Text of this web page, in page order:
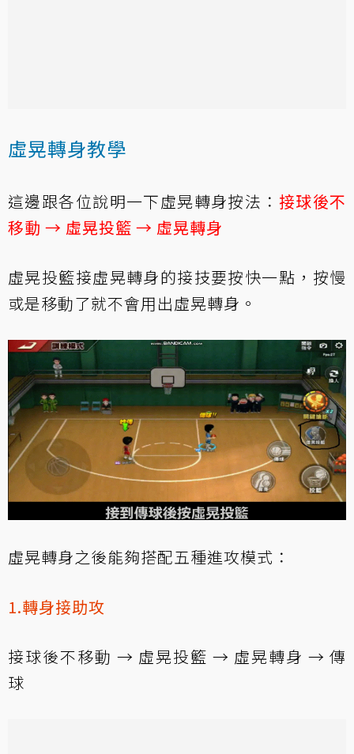
虛晃轉身教學
這邊跟各位說明一下虛晃轉身按法： 接球後不
移動 → 虛晃投籃 → 虛晃轉身
虛晃投籃接虛晃轉身的接技要按快一點，按慢
或是移動了就不會用出虛晃轉身。
虛晃轉身之後能夠搭配五種進攻模式：
1.轉身接助攻
接球後不移動 → 虛晃投籃 → 虛晃轉身 → 傳
球